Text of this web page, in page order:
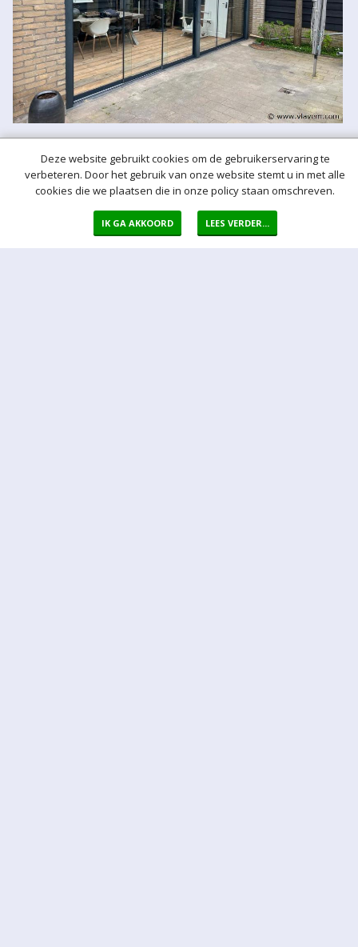
Deze website gebruikt cookies om de gebruikerservaring te
verbeteren. Door het gebruik van onze website stemt u in met alle
cookies die we plaatsen die in onze policy staan omschreven.
IK GA AKKOORD LEES VERDER...